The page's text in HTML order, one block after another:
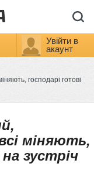
Увійти в
акаунт
господарі готові
міняють,
зустріч